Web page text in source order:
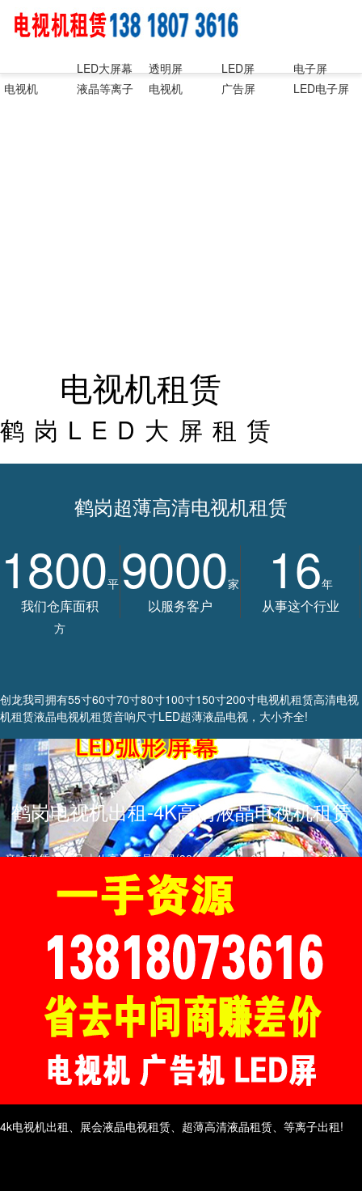
电视机
LED大屏幕 透明屏 LED屏
电子屏
液晶等离子
电视机 广告屏 LED电子屏
电视机租赁
鹤岗LED大屏租赁
鹤岗超薄高清电视机租赁
1800平
方
我们仓库面积
9000家
以服务客户
16年
从事这个行业
创龙我司拥有55寸60寸70寸80寸100寸150寸200寸电视机租赁高清电视
机租赁液晶电视机租赁音响尺寸LED超薄液晶电视，大小齐全!
鹤岗电视机出租-4K高清液晶电视机租赁
音响租赁音响尺寸4k高清液晶电视(32寸、50寸、60寸、70寸、80寸、
100寸、120寸、150寸、200寸)电视机租赁。
鹤岗电视机租赁
鹤岗投影机租赁
鹤岗高清屏租赁
鹤岗led屏租赁
等离子电视
4k电视机出租、展会液晶电视租赁、超薄高清液晶租赁、等离子出租!